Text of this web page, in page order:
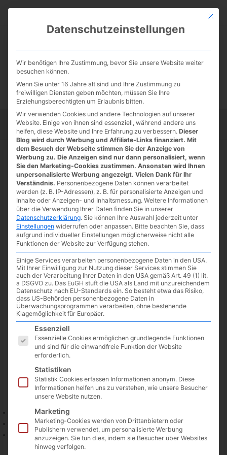
Startseite Tipps Tutorials Tests
Startseite»News
GeForce NOW Thursday mit Evil
Dead und weiteren Spielen
12.05.2022/ VonSpoonie/Schreibe einen Kommentar
minute of reading
Auch am heutigen Donnerstag, den12.05.2022, gibt es
wieder eine Übersicht der neuen Spiele, welche über GeForce
NOW gespielt werden können. Evil Dead, welches ab morgen
zum Release verfügbar sein wird, ist schon das 1.300 Spiel bei
GeForce NOW.
Achilles: Legends Untold (New release on Steam)
Brigandine The Legend of Runersia (New release on Steam)
Neptunia x SENRAN KAGURA: Ninja Wars (New release
on Steam)
Mit
Datenschutzeinstellungen
Wir benötigen Ihre Zustimmung, bevor Sie unsere Website weiter
besuchen können.
Wenn Sie unter 16 Jahre alt sind und Ihre Zustimmung zu
freiwilligen Diensten geben möchten, müssen Sie Ihre
Erziehungsberechtigten um Erlaubnis bitten.
Wir verwenden Cookies und andere Technologien auf unserer
Website. Einige von ihnen sind essenziell, während andere uns
helfen, diese Website und Ihre Erfahrung zu verbessern. Dieser
Blog wird durch Werbung und Affiliate-Links finanziert. Mit
dem Besuch der Webseite stimmen Sie der Anzeige von
Werbung zu. Die Anzeigen sind nur dann personalisiert, wenn
Sie den Marketing-Cookies zustimmen. Ansonsten wird Ihnen
unpersonalisierte Werbung angezeigt. Vielen Dank für Ihr
Verständnis. Personenbezogene Daten können verarbeitet
werden (z. B. IP-Adressen), z. B. für personalisierte Anzeigen und
Inhalte oder Anzeigen- und Inhaltsmessung. Weitere Informationen
über die Verwendung Ihrer Daten finden Sie in unserer
Datenschutzerklärung. Sie können Ihre Auswahl jederzeit unter
Einstellungen widerrufen oder anpassen. Bitte beachten Sie, dass
aufgrund individueller Einstellungen möglicherweise nicht alle
Funktionen der Website zur Verfügung stehen.
Einige Services verarbeiten personenbezogene Daten in den USA.
Mit Ihrer Einwilligung zur Nutzung dieser Services stimmen Sie
auch der Verarbeitung Ihrer Daten in den USA gemäß Art. 49 (1) lit.
a DSGVO zu. Das EuGH stuft die USA als Land mit unzureichendem
Datenschutz nach EU-Standards ein. So besteht etwa das Risiko,
dass US-Behörden personenbezogene Daten in
Überwachungsprogrammen verarbeiten, ohne bestehende
Klagemöglichkeit für Europäer.
Es folgt eine Liste der Service-Gruppen, für die eine
Essenziell
Essenzielle Cookies ermöglichen grundlegende Funktionen
und sind für die einwandfreie Funktion der Website
erforderlich.
Statistiken
Statistik Cookies erfassen Informationen anonym. Diese
Informationen helfen uns zu verstehen, wie unsere Besucher
unsere Website nutzen.
Marketing
Marketing-Cookies werden von Drittanbietern oder
Publishern verwendet, um personalisierte Werbung
anzuzeigen. Sie tun dies, indem sie Besucher über Websites
hinweg verfolgen.